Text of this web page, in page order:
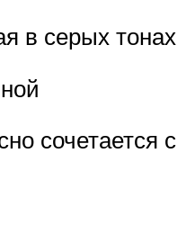
в серых тонах
сочетается с